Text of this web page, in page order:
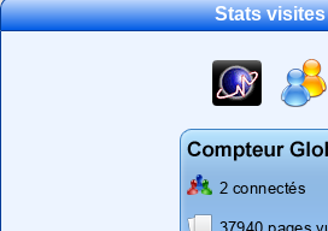
Stats visites